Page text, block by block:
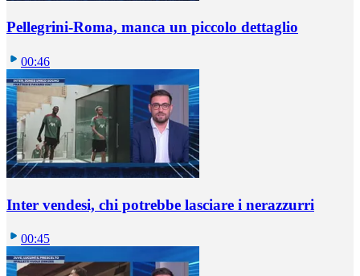
Pellegrini-Roma, manca un piccolo dettaglio
00:46
Inter vendesi, chi potrebbe lasciare i nerazzurri
00:45